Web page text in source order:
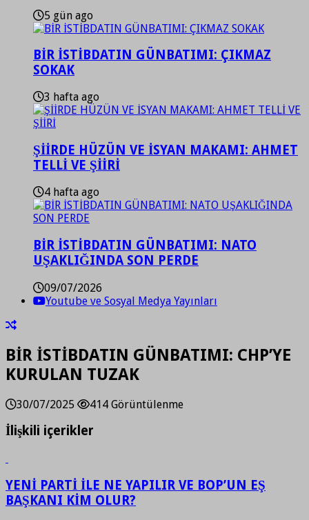
5 gün ago
BİR İSTİBDATIN GÜNBATIMI: ÇIKMAZ
SOKAK
3 hafta ago
ŞİİRDE HÜZÜN VE İSYAN MAKAMI: AHMET
TELLİ VE ŞİİRİ
4 hafta ago
BİR İSTİBDATIN GÜNBATIMI: NATO
UŞAKLIĞINDA SON PERDE
09/07/2026
Youtube ve Sosyal Medya Yayınları
BİR İSTİBDATIN GÜNBATIMI: CHP’YE
KURULAN TUZAK
30/07/2025 414 Görüntülenme
İlişkili içerikler
YENİ PARTİ İLE NE YAPILIR VE BOP’UN EŞ
BAŞKANI KİM OLUR?